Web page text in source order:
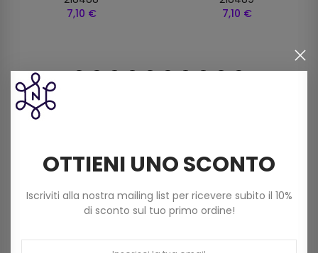
7,10 €
7,10 €
I clienti che hanno acquistato
comprato anche:
NON DISPONIBILE
OTTIENI UNO SCONTO
Iscriviti alla nostra mailing list per ricevere subito il 10%
di sconto sul tuo primo ordine!